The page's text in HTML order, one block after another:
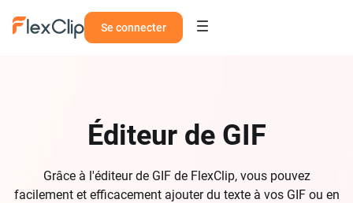
Se connecter
Éditeur de GIF
Grâce à l'éditeur de GIF de FlexClip, vous pouvez
facilement et efficacement ajouter du texte à vos GIF ou en